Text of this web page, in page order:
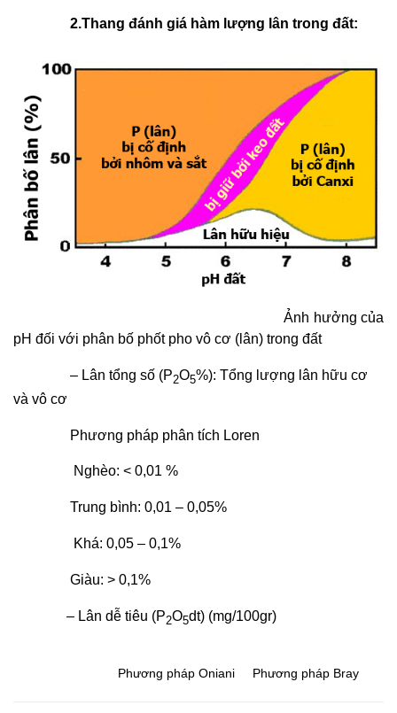
2.Thang đánh giá hàm lượng lân trong đất:
Ảnh hưởng của
pH đối với phân bố phốt pho vô cơ (lân) trong đất
– Lân tổng số (P2O5%): Tổng lượng lân hữu cơ
và vô cơ
Phương pháp phân tích Loren
Nghèo: < 0,01 %
Trung bình: 0,01 – 0,05%
Khá: 0,05 – 0,1%
Giàu: > 0,1%
– Lân dễ tiêu (P2O5dt) (mg/100gr)
Phương pháp Oniani Phương pháp Bray